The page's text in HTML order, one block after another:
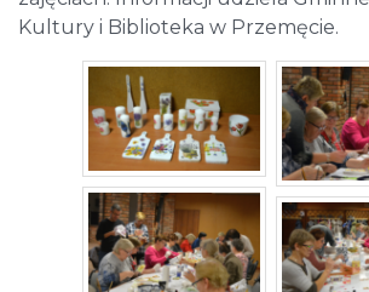
Kultury i Biblioteka w Przemęcie.